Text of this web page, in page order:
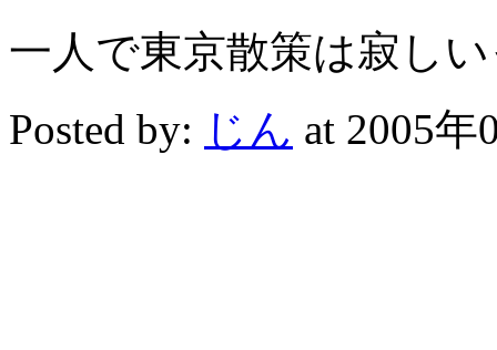
一人で東京散策は寂し
Posted by: じん at 2005年